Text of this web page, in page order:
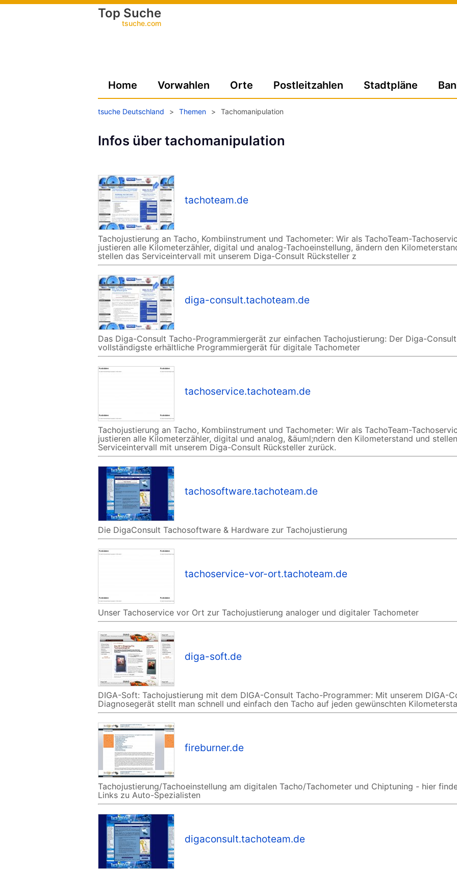
Top Suche
tsuche.com
Home Vorwahlen Orte Postleitzahlen Stadtpläne
tsuche Deutschland > Themen > Tachomanipulation
Infos über tachomanipulation
tachoteam.de
Tachojustierung an Tacho, Kombiinstrument und Tachometer: Wir als TachoTeam-
justieren alle Kilometerzähler, digital und analog-Tachoeinstellung, ändern den
stellen das Serviceintervall mit unserem Diga-Consult Rücksteller z
diga-consult.tachoteam.de
Das Diga-Consult Tacho-Programmiergerät zur einfachen Tachojustierung: Der Diga-
vollständigste erhältliche Programmiergerät für digitale Tachometer
tachoservice.tachoteam.de
Tachojustierung an Tacho, Kombiinstrument und Tachometer: Wir als TachoTeam-
justieren alle Kilometerzähler, digital und analog, &äuml;ndern den Kilometerstand und
Serviceintervall mit unserem Diga-Consult Rücksteller zurück.
tachosoftware.tachoteam.de
Die DigaConsult Tachosoftware & Hardware zur Tachojustierung
tachoservice-vor-ort.tachoteam.de
Unser Tachoservice vor Ort zur Tachojustierung analoger und digitaler Tachometer
diga-soft.de
DIGA-Soft: Tachojustierung mit dem DIGA-Consult Tacho-Programmer: Mit unserem DIGA-
Diagnosegerät stellt man schnell und einfach den Tacho auf jeden gewünschten
fireburner.de
Tachojustierung/Tachoeinstellung am digitalen Tacho/Tachometer und Chiptuning - hier
Links zu Auto-Spezialisten
digaconsult.tachoteam.de